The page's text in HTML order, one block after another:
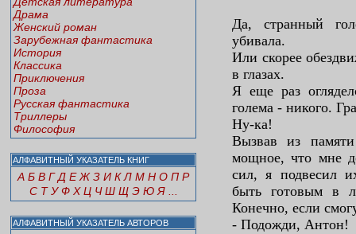
Драма
Женский роман
Зарубежная фантастика
История
Классика
Приключения
Проза
Русская фантастика
Триллеры
Философия
АЛФАВИТНЫЙ УКАЗАТЕЛЬ КНИГ
А Б В Г Д Е Ж З И К Л М Н О П Р
С Т У Ф Х Ц Ч Ш Щ Э Ю Я
АЛФАВИТНЫЙ УКАЗАТЕЛЬ АВТОРОВ
Да, странный
убивала.
Или скорее
в глазах.
Я еще раз
голема - никого.
Ну-ка!
Вызвав из
мощное, что мне
сил, я подвесил
быть готовым в
Конечно, если
- Подожди, Антон!